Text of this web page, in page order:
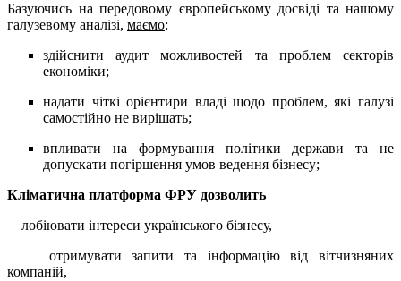
Базуючись на передовому європейському досвіді та нашому
галузевому аналізі, маємо:
здійснити аудит можливостей та проблем секторів
економіки;
надати чіткі орієнтири владі щодо проблем, які галузі
самостійно не вирішать;
впливати на формування політики держави та не
допускати погіршення умов ведення бізнесу;
Кліматична платформа ФРУ дозволить
лобіювати інтереси українського бізнесу,
отримувати запити та інформацію від вітчизняних
компаній,